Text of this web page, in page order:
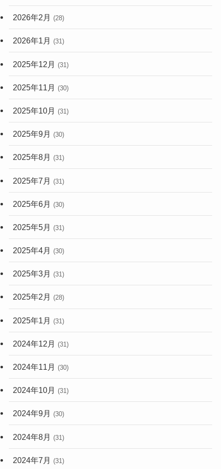
2026年2月 (28)
2026年1月 (31)
2025年12月 (31)
2025年11月 (30)
2025年10月 (31)
2025年9月 (30)
2025年8月 (31)
2025年7月 (31)
2025年6月 (30)
2025年5月 (31)
2025年4月 (30)
2025年3月 (31)
2025年2月 (28)
2025年1月 (31)
2024年12月 (31)
2024年11月 (30)
2024年10月 (31)
2024年9月 (30)
2024年8月 (31)
2024年7月 (31)